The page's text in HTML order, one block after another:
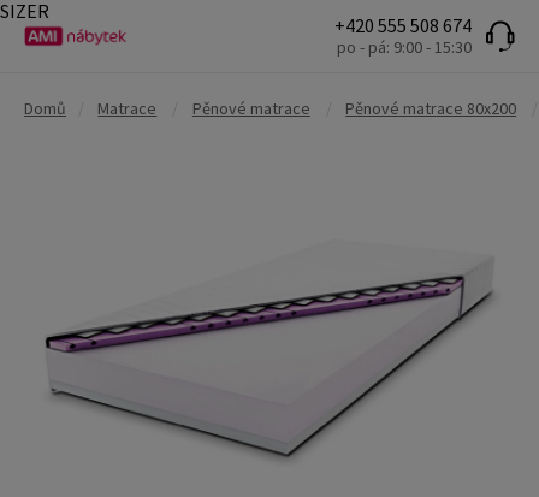
+420 555 508 674
po - pá: 9:00 - 15:30
Domů Matrace Pěnové matrace Pěnové matrace 80x200
SIZER